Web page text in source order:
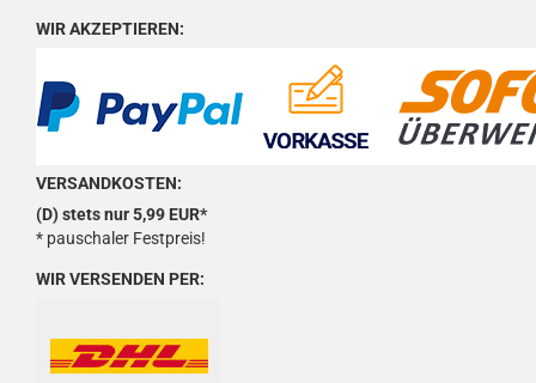
WIR AKZEPTIEREN:
VERSANDKOSTEN:
(D) stets nur 5,99 EUR*
* pauschaler Festpreis!
WIR VERSENDEN PER: